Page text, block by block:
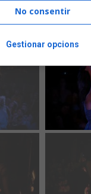
No consentir
Gestionar opcions